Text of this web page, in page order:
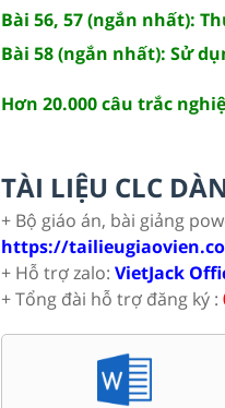
Bài 56, 57 (ngắn nhất):
Bài 58 (ngắn nhất): Sử
Hơn 20.000 câu trắc
TÀI LIỆU CLC
+ Bộ giáo án, bài giảng
https://
+ Hỗ trợ zalo: VietJack
+ Tổng đài hỗ trợ đăng ký :